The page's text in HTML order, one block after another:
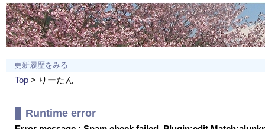
更新履歴をみる
Top> りーたん
Runtime error